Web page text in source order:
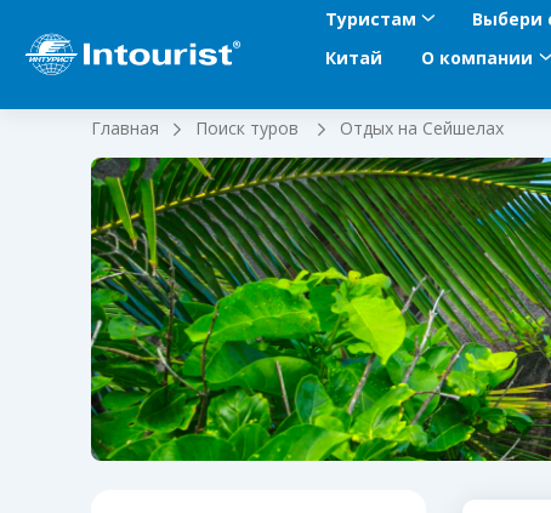
Туристам Выбери
Китай
О компании
Главная Поиск туров Отдых на Сейшелах